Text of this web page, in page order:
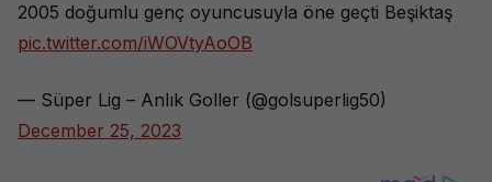
2005 doğumlu genç oyuncusuyla öne geçti Beşiktaş
pic.twitter.com/iWOVtyAoOB
— Süper Lig – Anlık Goller (@golsuperlig50)
December 25, 2023